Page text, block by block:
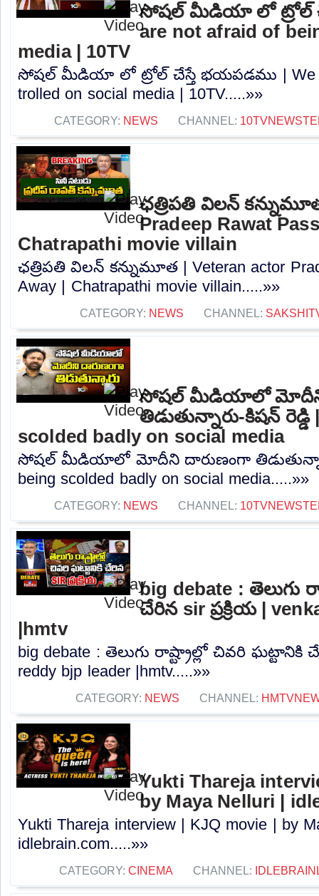
సోషల్ మీడియా లో ట్రోల్
are not afraid of
media | 10TV
సోషల్ మీడియా లో ట్రోల్ చేస్తే భయపడము | We
trolled on social media | 10TV.....»»
CATEGORY: NEWS CHANNEL:
ఛత్రిపతి విలన్
Pradeep Rawat
Chatrapathi movie villain
ఛత్రిపతి విలన్ కన్నుమూత | Veteran actor
Away | Chatrapathi movie villain.....»»
CATEGORY: NEWS CHANNEL:
సోషల్ మీడియాలో మోదీని
తిడుతున్నారు-కిషన్
scolded badly on social media
సోషల్ మీడియాలో మోదీని దారుణంగా
being scolded badly on social media.....»»
CATEGORY: NEWS CHANNEL:
big debate : తెలుగు
చేరిన sir ప్రక్రియ |
|hmtv
big debate : తెలుగు రాష్ట్రాల్లో చివరి ఘట్టానికి
reddy bjp leader |hmtv.....»»
CATEGORY: NEWS CHANNEL:
Yukti Thareja
by Maya Nelluri |
Yukti Thareja interview | KJQ movie | by
idlebrain.com.....»»
CATEGORY: CINEMA CHANNEL: